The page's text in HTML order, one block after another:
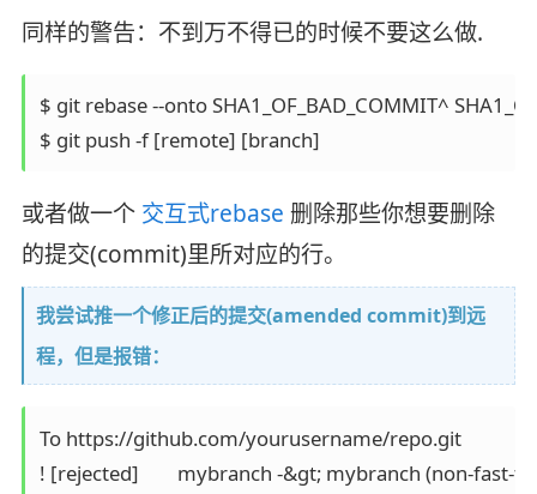
同样的警告：不到万不得已的时候不要这么做.
$ git rebase --onto SHA1_OF_BAD_COMMIT^
或者做一个 交互式rebase 删除那些你想要删除
的提交(commit)里所对应的行。
我尝试推一个修正后的提交(amended commit)到远
程，但是报错：
To https://github.com/yourusername/repo.git
! [rejected]        mybranch -&gt; mybranch (non-fast-